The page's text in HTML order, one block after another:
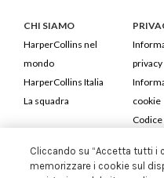
CHI SIAMO
HarperCollins nel
mondo
HarperCollins Italia
La squadra
privacy
cookie
HarperCollins Italia
Cliccando su “Accetta tutti i
memorizzare i cookie sul